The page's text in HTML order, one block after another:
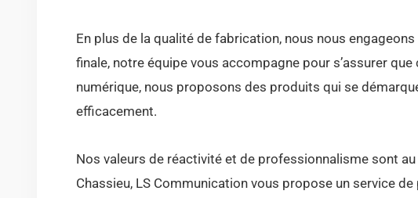
En plus de la qualité de fabrication, nous nous
finale, notre équipe vous accompagne pour s’assurer
numérique, nous proposons des produits qui se
efficacement.
Nos valeurs de réactivité et de professionnalisme sont
Chassieu, LS Communication vous propose un service